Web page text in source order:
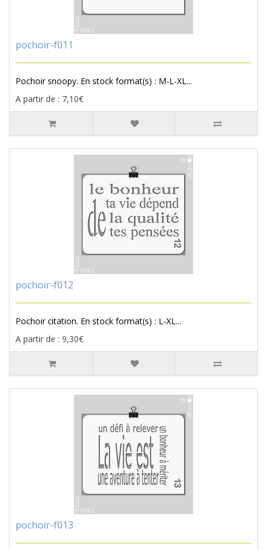
pochoir-f011
Pochoir snoopy. En stock format(s) : M-L-XL...
A partir de : 7,10€
pochoir-f012
Pochoir citation. En stock format(s) : L-XL...
A partir de : 9,30€
pochoir-f013